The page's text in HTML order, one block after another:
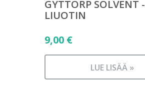
GYTTORP SOLVENT -
LIUOTIN
9,00 €
LUE LISÄÄ »